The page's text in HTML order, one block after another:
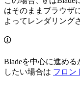
はそのままブラウザ
よってレンダリング
Bladeを中心に進め
したい場合は フロン